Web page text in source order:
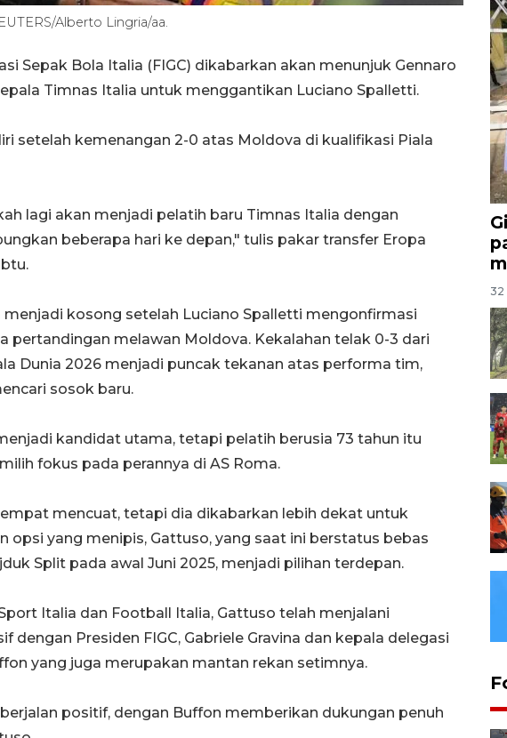
Alberto Lingria/aa.
Sepak Bola Italia (FIGC) dikabarkan akan menunjuk Gennaro
Timnas Italia untuk menggantikan Luciano Spalletti.
setelah kemenangan 2-0 atas Moldova di kualifikasi Piala
lagi akan menjadi pelatih baru Timnas Italia dengan
beberapa hari ke depan," tulis pakar transfer Eropa
menjadi kosong setelah Luciano Spalletti mengonfirmasi
pertandingan melawan Moldova. Kekalahan telak 0-3 dari
Dunia 2026 menjadi puncak tekanan atas performa tim,
sosok baru.
kandidat utama, tetapi pelatih berusia 73 tahun itu
fokus pada perannya di AS Roma.
mencuat, tetapi dia dikabarkan lebih dekat untuk
opsi yang menipis, Gattuso, yang saat ini berstatus bebas
Split pada awal Juni 2025, menjadi pilihan terdepan.
Italia dan Football Italia, Gattuso telah menjalani
dengan Presiden FIGC, Gabriele Gravina dan kepala delegasi
yang juga merupakan mantan rekan setimnya.
positif, dengan Buffon memberikan dukungan penuh
32